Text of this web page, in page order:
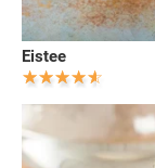
Eistee